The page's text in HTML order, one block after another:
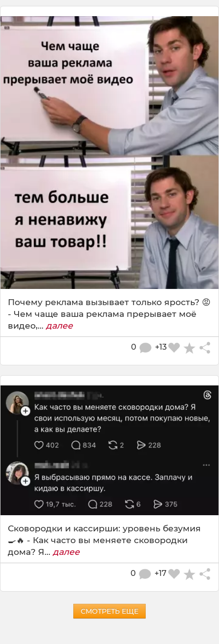
Почему реклама вызывает только ярость? 😡
- Чем чаще ваша реклама прерывает моё
видео,... далее
+13
0
Сковородки и кассирши: уровень безумия
🍳🔥 - Как часто вы меняете сковородки
дома? Я... далее
+17
0
СМОТРЕТЬ ЕЩЕ